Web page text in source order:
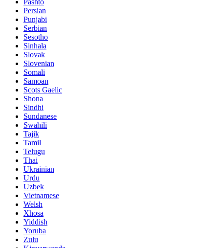
Persian
Punjabi
Serbian
Sesotho
Sinhala
Slovak
Slovenian
Somali
Samoan
Scots Gaelic
Shona
Sindhi
Sundanese
Swahili
Tajik
Tamil
Telugu
Thai
Ukrainian
Urdu
Uzbek
Vietnamese
Welsh
Xhosa
Yiddish
Yoruba
Zulu